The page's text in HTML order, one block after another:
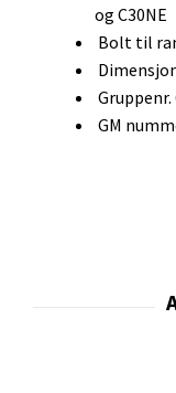
og C30NE
Bolt til
Gruppenr.
GM